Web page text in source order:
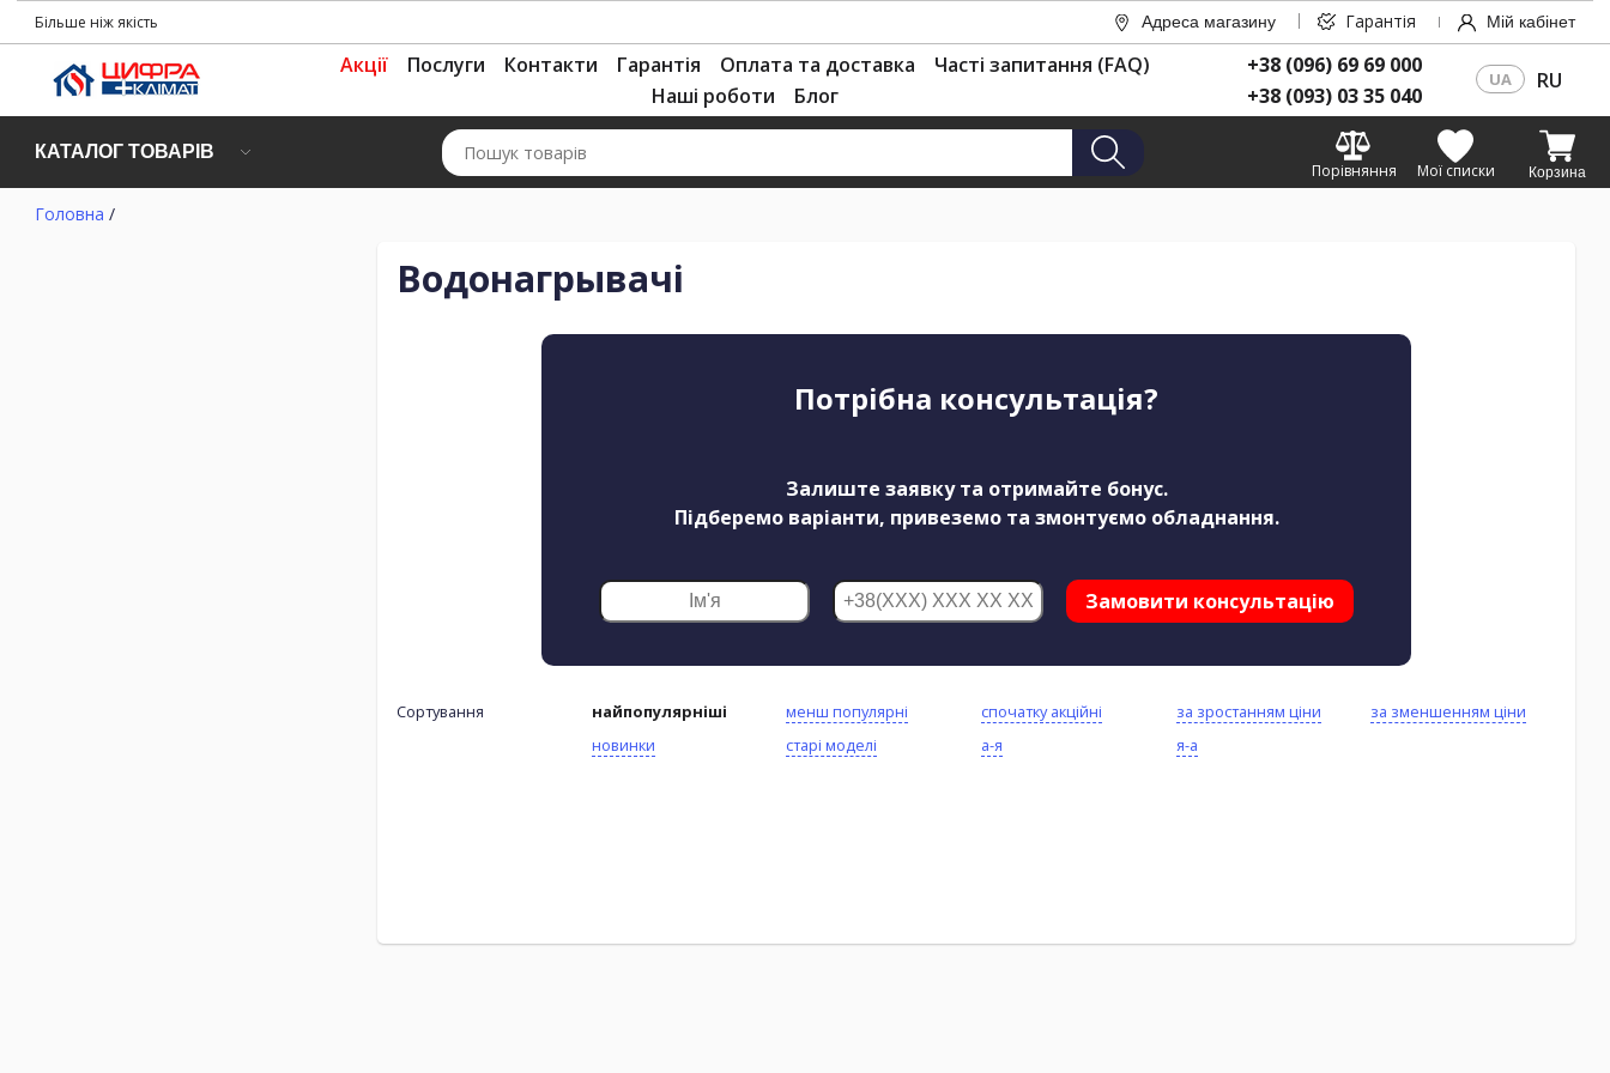
Більше ніж якість Адреса магазину Гарантія Мій кабінет
Акції Послуги Контакти Гарантія Оплата та доставка
Часті запитання (FAQ)
Наші роботи
Блог
+38 (096) 69 69 000
+38 (093) 03 35 040
UA RU
КАТАЛОГ ТОВАРІВ
Порівняння
Мої списки Корзина
Головна /
Водонагрывачі
Потрібна консультація?
Залиште заявку та отримайте бонус.
Підберемо варіанти, привеземо та змонтуємо обладнання.
Замовити консультацію
Сортування найпопулярніші менш популярні спочатку акційні за зростанням ціни
за зменшенням ціни
новинки
старі моделі а-я я-а